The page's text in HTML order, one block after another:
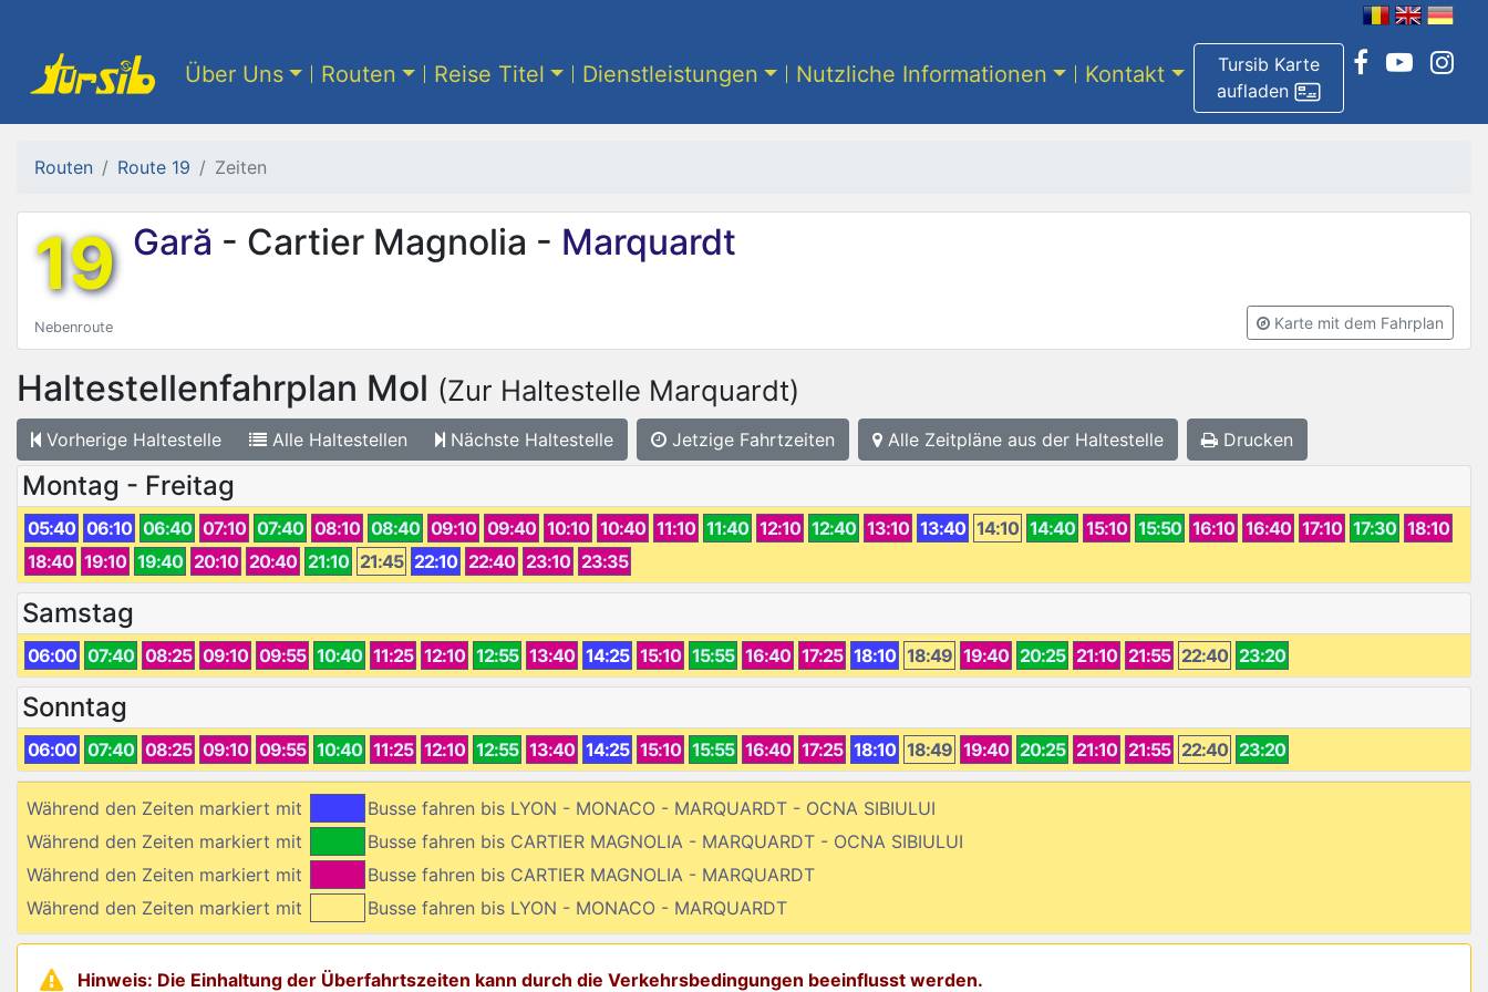
Tursib Karte
aufladen
Über Uns Routen Reise Titel Dienstleistungen Nutzliche Informationen Kontakt
Routen Route 19 Zeiten
19 Gară - Cartier Magnolia - Marquardt
Nebenroute Karte mit dem Fahrplan
Haltestellenfahrplan Mol (Zur Haltestelle Marquardt)
Vorherige Haltestelle Alle Haltestellen Nächste Haltestelle Jetzige Fahrtzeiten Alle Zeitpläne aus der Haltestelle Drucken
Montag - Freitag
05:40 06:10 06:40 07:10 07:40 08:10 08:40 09:10 09:40 10:10 10:40 11:10 11:40 12:10 12:40 13:10 13:40 14:10 14:40 15:10 15:50 16:10 16:40 17:10 17:30 18:10
18:40 19:10 19:40 20:10 20:40 21:10 21:45 22:10 22:40 23:10 23:35
Samstag
06:00 07:40 08:25 09:10 09:55 10:40 11:25 12:10 12:55 13:40 14:25 15:10 15:55 16:40 17:25 18:10 18:49 19:40 20:25 21:10 21:55 22:40 23:20
Sonntag
06:00 07:40 08:25 09:10 09:55 10:40 11:25 12:10 12:55 13:40 14:25 15:10 15:55 16:40 17:25 18:10 18:49 19:40 20:25 21:10 21:55 22:40 23:20
Während den Zeiten markiert mit
Busse fahren bis LYON - MONACO - MARQUARDT - OCNA SIBIULUI
Während den Zeiten markiert mit
Busse fahren bis CARTIER MAGNOLIA - MARQUARDT - OCNA SIBIULUI
Während den Zeiten markiert mit
Busse fahren bis CARTIER MAGNOLIA - MARQUARDT
Während den Zeiten markiert mit
Busse fahren bis LYON - MONACO - MARQUARDT
Hinweis: Die Einhaltung der Überfahrtszeiten kann durch die Verkehrsbedingungen beeinflusst werden.